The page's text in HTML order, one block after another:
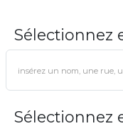
Sélectionnez
Sélectionnez